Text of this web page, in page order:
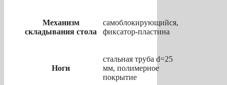
Механизм
складывания стола
самоблокирующийся,
фиксатор-пластина
Ноги
стальная труба d=25
мм, полимерное
покрытие